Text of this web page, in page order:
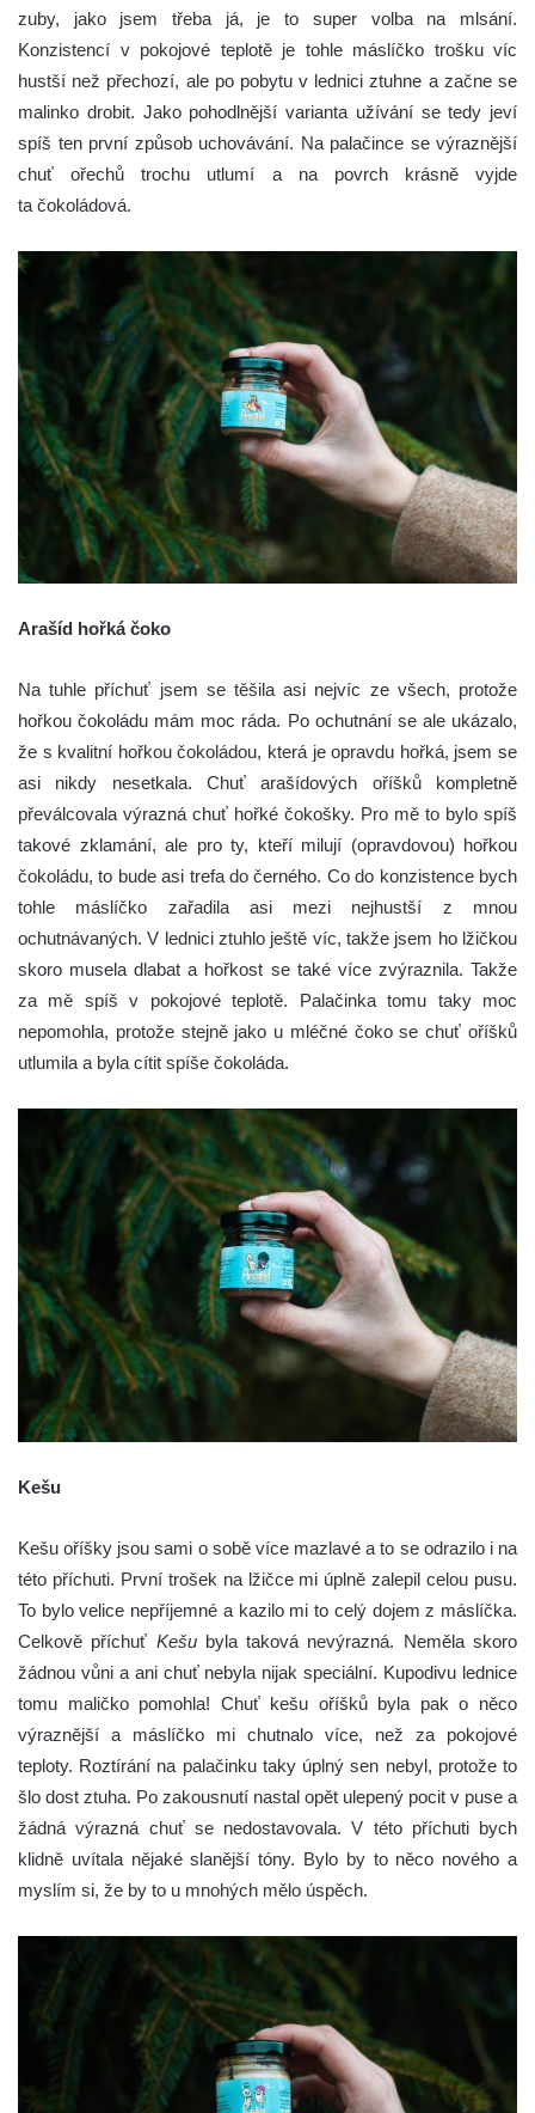
zuby, jako jsem třeba já, je to super volba na mlsání.
Konzistencí v pokojové teplotě je tohle máslíčko trošku víc
hustší než přechozí, ale po pobytu v lednici ztuhne a začne se
malinko drobit. Jako pohodlnější varianta užívání se tedy jeví
spíš ten první způsob uchovávání. Na palačince se výraznější
chuť ořechů trochu utlumí a na povrch krásně vyjde
ta čokoládová.
Arašíd hořká čoko
Na tuhle příchuť jsem se těšila asi nejvíc ze všech, protože
hořkou čokoládu mám moc ráda. Po ochutnání se ale ukázalo,
že s kvalitní hořkou čokoládou, která je opravdu hořká, jsem se
asi nikdy nesetkala. Chuť arašídových oříšků kompletně
převálcovala výrazná chuť hořké čokošky. Pro mě to bylo spíš
takové zklamání, ale pro ty, kteří milují (opravdovou) hořkou
čokoládu, to bude asi trefa do černého. Co do konzistence bych
tohle máslíčko zařadila asi mezi nejhustší z mnou
ochutnávaných. V lednici ztuhlo ještě víc, takže jsem ho lžičkou
skoro musela dlabat a hořkost se také více zvýraznila. Takže
za mě spíš v pokojové teplotě. Palačinka tomu taky moc
nepomohla, protože stejně jako u mléčné čoko se chuť oříšků
utlumila a byla cítit spíše čokoláda.
Kešu
Kešu oříšky jsou sami o sobě více mazlavé a to se odrazilo i na
této příchuti. První trošek na lžičce mi úplně zalepil celou pusu.
To bylo velice nepříjemné a kazilo mi to celý dojem z máslíčka.
Celkově příchuť Kešubyla taková nevýrazná. Neměla skoro
žádnou vůni a ani chuť nebyla nijak speciální. Kupodivu lednice
tomu maličko pomohla! Chuť kešu oříšků byla pak o něco
výraznější a máslíčko mi chutnalo více, než za pokojové
teploty. Roztírání na palačinku taky úplný sen nebyl, protože to
šlo dost ztuha. Po zakousnutí nastal opět ulepený pocit v puse a
žádná výrazná chuť se nedostavovala. V této příchuti bych
klidně uvítala nějaké slanější tóny. Bylo by to něco nového a
myslím si, že by to u mnohých mělo úspěch.